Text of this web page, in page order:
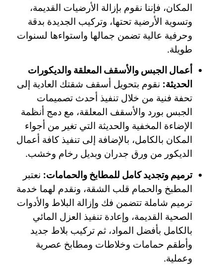
المكان، فإننا نقوم بإزالة الأرضيات القديمة،
وتسوية الأرضية تحتها، وتركيب الجديدة بدقة
وحرفية عالية تضمن جمالها واستواءها لسنوات
طويلة.
أعمال الجبس والأسقف المعلقة والديكورات
الحديثة: نقوم بتحويل أسقف شقتك العادية إلى
تحفة فنية من خلال تنفيذ أحدث تصميمات
الجبس بورد والأسقف المعلقة، مع دمج أنظمة
الإضاءة المخفية والحديثة التي تغير من أجواء
المكان بالكامل، بالإضافة إلى تنفيذ كافة أعمال
الديكور من ورق جدران وبديل رخام وخشب.
ترميم وتجديد كامل للمطابخ والحمامات: نعتبر
المطبخ والحمام قلب الشقة، ونقدم لهما خدمة
ترميم شاملة تتضمن فك وإزالة البلاط والأدوات
الصحية القديمة، وإعادة تنفيذ العزل المائي
بالكامل بأفضل المواد، ثم تركيب بلاط جديد
وأطقم حمامات وخلاطات ومطابخ عصرية
وعملية.